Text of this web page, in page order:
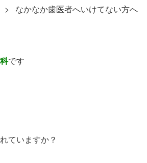
> なかなか歯医者へいけてない方へ
です
ていますか？